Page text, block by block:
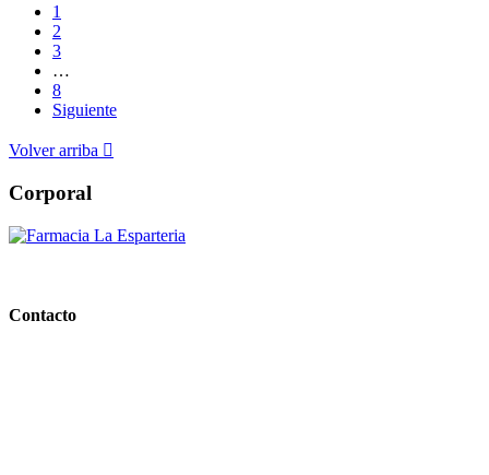
1
2
3
…
8
Siguiente
Volver arriba 
Corporal
Contacto